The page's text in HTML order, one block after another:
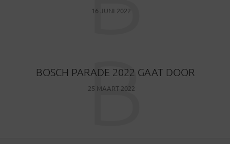
16 JUNI 2022
BOSCH PARADE 2022 GAAT DOOR
25 MAART 2022
B